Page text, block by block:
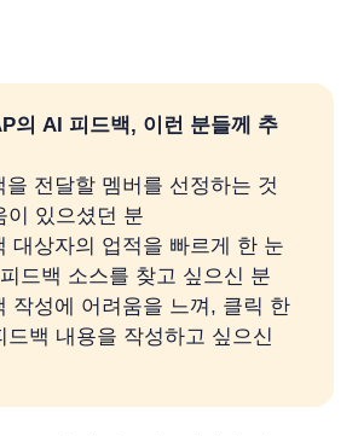
의 AI 피드백, 이런 분들께 추
전달할 멤버를 선정하는 것
이 있으셨던 분
대상자의 업적을 빠르게 한 눈
드백 소스를 찾고 싶으신 분
작성에 어려움을 느껴, 클릭 한
드백 내용을 작성하고 싶으신